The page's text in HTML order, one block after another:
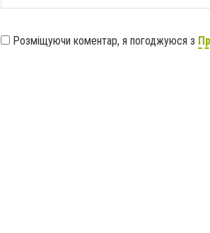
Розміщуючи коментар, я погоджуюся з